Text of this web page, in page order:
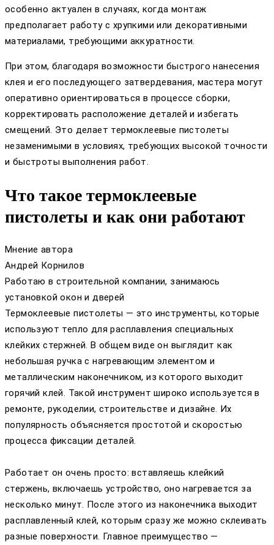
особенно актуален в случаях, когда монтаж
предполагает работу с хрупкими или декоративными
материалами, требующими аккуратности.
При этом, благодаря возможности быстрого нанесения
клея и его последующего затвердевания, мастера могут
оперативно ориентироваться в процессе сборки,
корректировать расположение деталей и избегать
смещений. Это делает термоклеевые пистолеты
незаменимыми в условиях, требующих высокой точности
и быстроты выполнения работ.
Что такое термоклеевые
пистолеты и как они работают
Мнение автора
Андрей Корнилов
Работаю в строительной компании, занимаюсь
установкой окон и дверей
Термоклеевые пистолеты — это инструменты, которые
используют тепло для расплавления специальных
клейких стержней. В общем виде он выглядит как
небольшая ручка с нагревающим элементом и
металлическим наконечником, из которого выходит
горячий клей. Такой инструмент широко используется в
ремонте, рукоделии, строительстве и дизайне. Их
популярность объясняется простотой и скоростью
процесса фиксации деталей.
Работает он очень просто: вставляешь клейкий
стержень, включаешь устройство, оно нагревается за
несколько минут. После этого из наконечника выходит
расплавленный клей, которым сразу же можно склеивать
разные поверхности. Главное преимущество —